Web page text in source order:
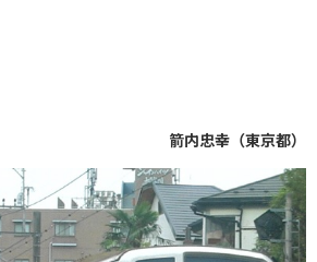
箭内忠幸（東京都）